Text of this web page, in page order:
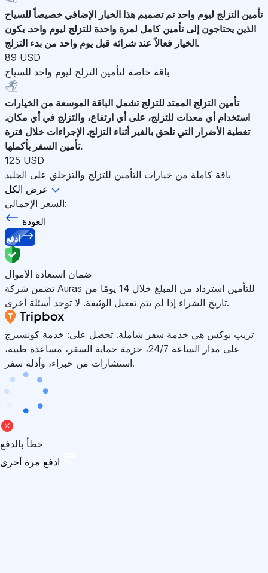
تأمين التزلج ليوم واحد تم تصميم هذا الخيار الإضافي خصيصاً للسياح
الذين يحتاجون إلى تأمين كامل لمرة واحدة للتزلج ليوم واحد. يكون
الخيار فعالاً عند شرائه قبل يوم واحد من بدء التزلج.
89 USD
باقة خاصة لتأمين التزلج ليوم واحد للسياح
تأمين التزلج الممتد للتزلج تشمل الباقة الموسعة من الخيارات
استخدام أي معدات للتزلج، على أي ارتفاع، والتزلج في أي مكان.
تغطية الأضرار التي تلحق بالغير أثناء التزلج. الإجراءات خلال فترة
تأمين السفر بأكملها.
125 USD
باقة كاملة من خيارات التأمين للتزلج والتزحلق على الجليد
عرض الكل
السعر الإجمالي:
العودة
ادفع
ضمان استعادة الأموال
تضمن شركة Auras للتأمين استرداد من المبلغ خلال 14 يومًا من
تاريخ الشراء إذا لم يتم تفعيل الوثيقة. لا توجد أسئلة أخرى.
تريب بوكس هي خدمة سفر شاملة. تحصل على: خدمة كونسيرج
على مدار الساعة 24/7، حزمة حماية السفر، مساعدة طبية،
استشارات من خبراء، وأدلة سفر.
خطأ بالدفع